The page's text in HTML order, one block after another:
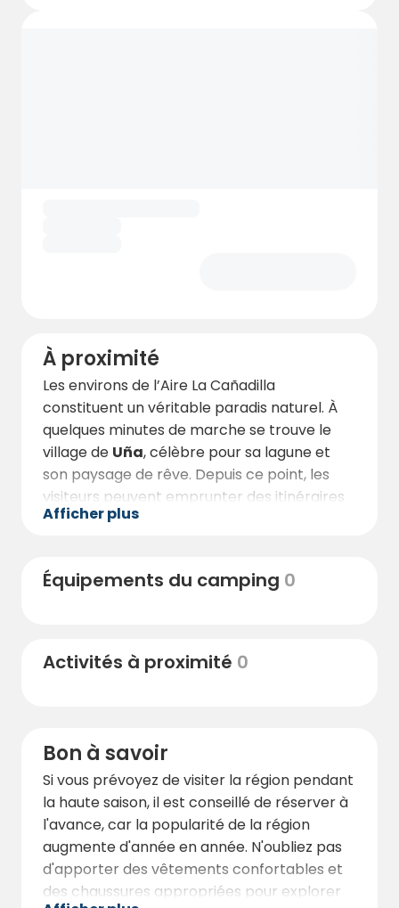
À proximité
Les environs de l’Aire La Cañadilla
constituent un véritable paradis naturel. À
quelques minutes de marche se trouve le
village de Uña, célèbre pour sa lagune et
son paysage de rêve. Depuis ce point, les
visiteurs peuvent emprunter des itinéraires
de randonnée qui traversent le
et des formations géologiques uniques.
canyoning, les via ferrata, la spéléologie et le
Cuenca, classée au Patrimoine mondial, se
trouve à une courte distance en voiture et
propose une riche offre culturelle, incluant
les célèbres Casas Colgadas, le Musée d’Art
Abstrait ou encore le Musée
Paléontologique.
Afficher plus
Équipements du camping 0
Activités à proximité 0
Bon à savoir
Si vous prévoyez de visiter la région pendant
la haute saison, il est conseillé de réserver à
l'avance, car la popularité de la région
augmente d'année en année. N'oubliez pas
d'apporter des vêtements confortables et
des chaussures appropriées pour explorer